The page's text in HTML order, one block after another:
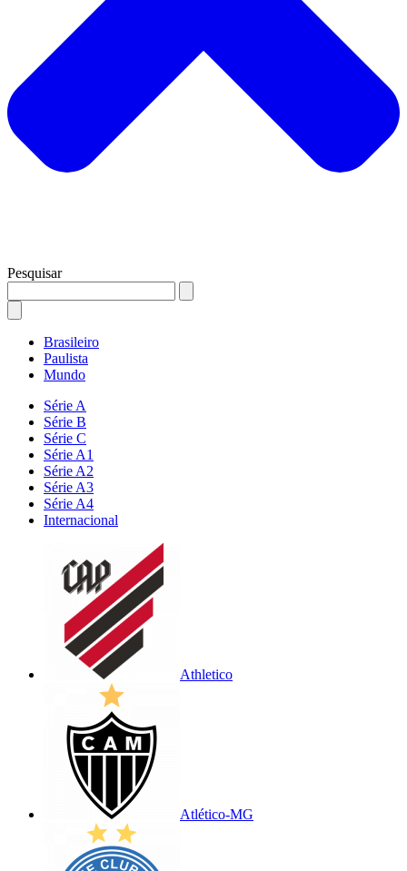
Pesquisar
Brasileiro
Paulista
Mundo
Série A
Série B
Série C
Série A1
Série A2
Série A3
Série A4
Internacional
Athletico
Atlético-MG